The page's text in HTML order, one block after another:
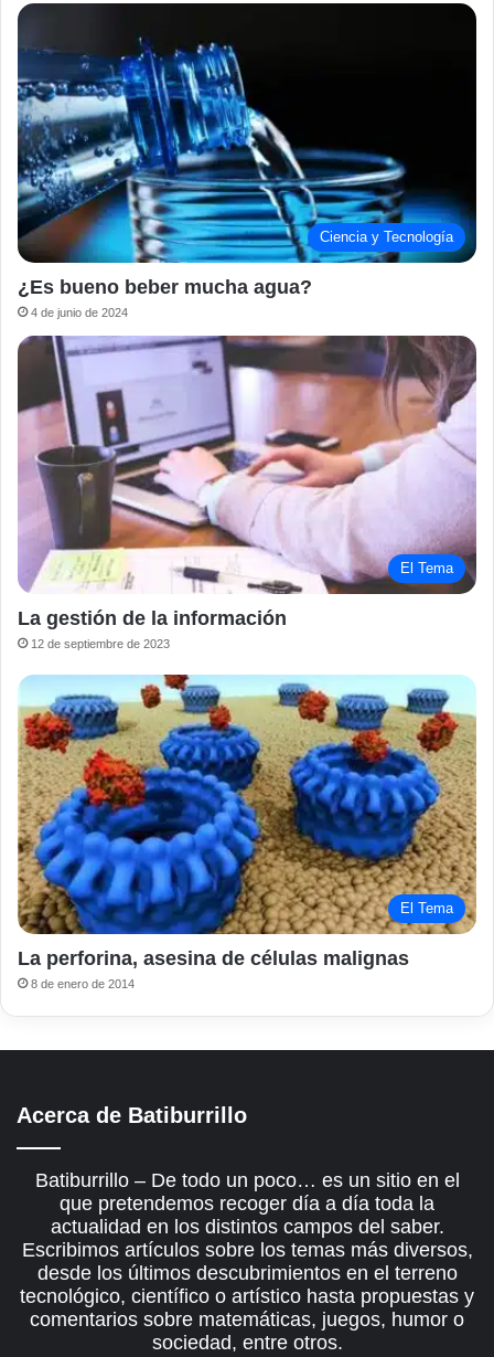
Ciencia y Tecnología
¿Es bueno beber mucha agua?
4 de junio de 2024
El Tema
La gestión de la información
12 de septiembre de 2023
El Tema
La perforina, asesina de células malignas
8 de enero de 2014
Acerca de Batiburrillo
Batiburrillo – De todo un poco… es un sitio en el
que pretendemos recoger día a día toda la
actualidad en los distintos campos del saber.
Escribimos artículos sobre los temas más diversos,
desde los últimos descubrimientos en el terreno
tecnológico, científico o artístico hasta propuestas y
comentarios sobre matemáticas, juegos, humor o
sociedad, entre otros.